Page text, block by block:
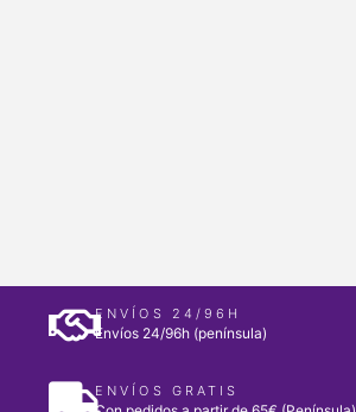
ENVÍOS 24/96H
Envíos 24/96h (península)
ENVÍOS GRATIS